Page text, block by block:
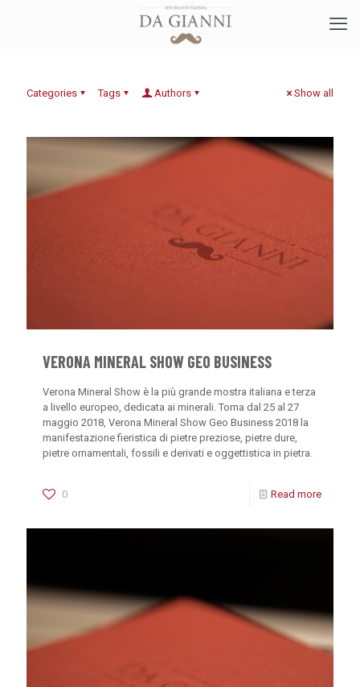
Categories Tags Authors Show all
VERONA MINERAL SHOW GEO BUSINESS
Verona Mineral Show è la più grande mostra italiana e terza
a livello europeo, dedicata ai minerali. Torna dal 25 al 27
maggio 2018, Verona Mineral Show Geo Business 2018 la
manifestazione fieristica di pietre preziose, pietre dure,
pietre ornamentali, fossili e derivati e oggettistica in pietra.
0 Read more